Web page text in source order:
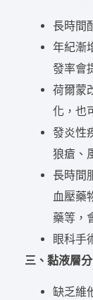
長時間
年紀漸
發率會
荷爾蒙
化，也
發炎性
狼瘡、
長時間
血壓藥
藥等，
眼科手
三、黏液層
缺乏維